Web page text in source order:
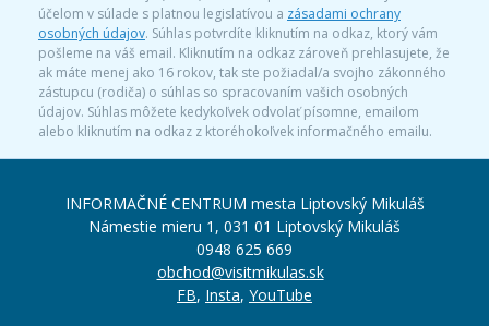
účelom v súlade s platnou legislatívou a zásadami ochrany
osobných údajov. Súhlas potvrdíte kliknutím na odkaz, ktorý vám
pošleme na váš email. Kliknutím na odkaz zároveň prehlasujete, že
ak máte menej ako 16 rokov, tak ste požiadal/a svojho zákonného
zástupcu (rodiča) o súhlas so spracovaním vašich osobných
údajov. Súhlas môžete kedykoľvek odvolať písomne, emailom
alebo kliknutím na odkaz z ktoréhokoľvek informačného emailu.
INFORMAČNÉ CENTRUM mesta Liptovský Mikuláš
Námestie mieru 1, 031 01 Liptovský Mikuláš
0948 625 669
obchod@visitmikulas.sk
FB, Insta, YouTube